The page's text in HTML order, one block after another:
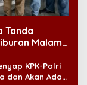
Tanda
Malam
KPK-Polri
dan Akan Ada